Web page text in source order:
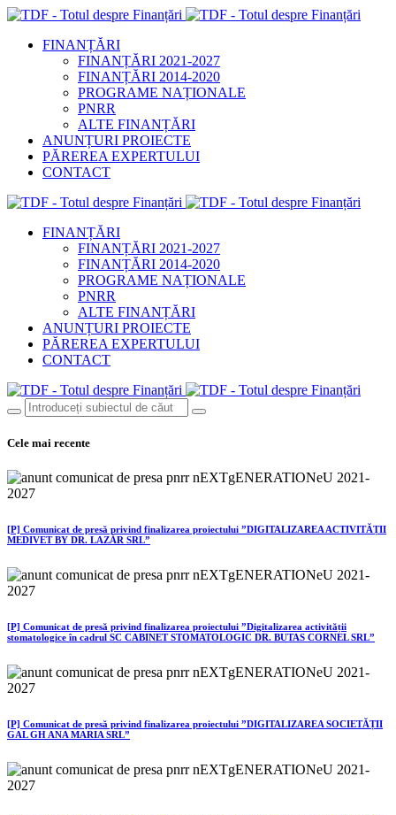
FINANȚĂRI
FINANȚĂRI 2021-2027
FINANȚĂRI 2014-2020
PROGRAME NAȚIONALE
PNRR
ALTE FINANȚĂRI
ANUNȚURI PROIECTE
PĂREREA EXPERTULUI
CONTACT
FINANȚĂRI
FINANȚĂRI 2021-2027
FINANȚĂRI 2014-2020
PROGRAME NAȚIONALE
PNRR
ALTE FINANȚĂRI
ANUNȚURI PROIECTE
PĂREREA EXPERTULUI
CONTACT
Cele mai recente
[P] Comunicat de presă privind finalizarea proiectului ”DIGITALIZAREA ACTIVITĂȚII
MEDIVET BY DR. LAZĂR SRL”
[P] Comunicat de presă privind finalizarea proiectului ”Digitalizarea activității
stomatologice în cadrul SC CABINET STOMATOLOGIC DR. BUTAS CORNEL SRL”
[P] Comunicat de presă privind finalizarea proiectului ”DIGITALIZAREA SOCIETĂȚII
GAL GH ANA MARIA SRL”